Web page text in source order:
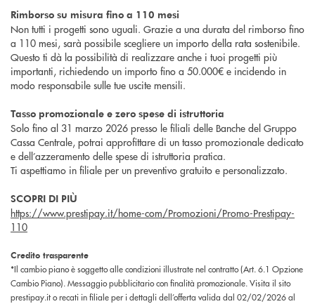
Rimborso su misura fino a 110 mesi
Non tutti i progetti sono uguali. Grazie a una durata del rimborso fino
a 110 mesi, sarà possibile scegliere un importo della rata sostenibile.
Questo ti dà la possibilità di realizzare anche i tuoi progetti più
importanti, richiedendo un importo fino a 50.000€ e incidendo in
modo responsabile sulle tue uscite mensili.
Tasso promozionale e zero spese di istruttoria
Solo fino al 31 marzo 2026 presso le filiali delle Banche del Gruppo
Cassa Centrale, potrai approfittare di un tasso promozionale dedicato
e dell’azzeramento delle spese di istruttoria pratica.
Ti aspettiamo in filiale per un preventivo gratuito e personalizzato.
SCOPRI DI PIÙ
https://www.prestipay.it/home-com/Promozioni/Promo-Prestipay-
110
Credito trasparente
*Il cambio piano è soggetto alle condizioni illustrate nel contratto (Art. 6.1 Opzione
Cambio Piano). Messaggio pubblicitario con finalità promozionale. Visita il sito
prestipay.it o recati in filiale per i dettagli dell’offerta valida dal 02/02/2026 al